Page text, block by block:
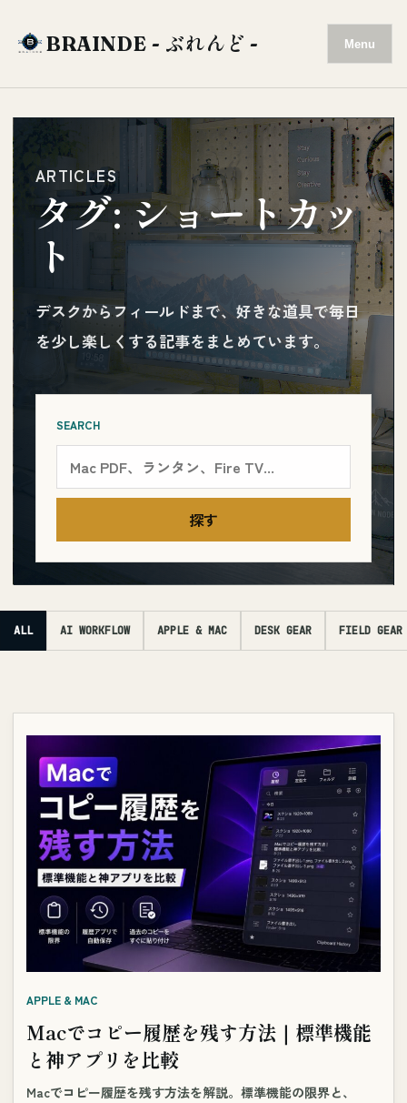
BRAINDE - ぶれんど - Menu
ARTICLES
タグ:ショートカッ
ト
デスクからフィールドまで、好きな道具で毎日
を少し楽しくする記事をまとめています。
SEARCH
探す
ALL AI WORKFLOW APPLE & MAC DESK GEAR FIELD GEAR
APPLE & MAC
Macでコピー履歴を残す方法｜標準機能
と神アプリを比較
Macでコピー履歴を残す方法を解説。標準機能の限界と、